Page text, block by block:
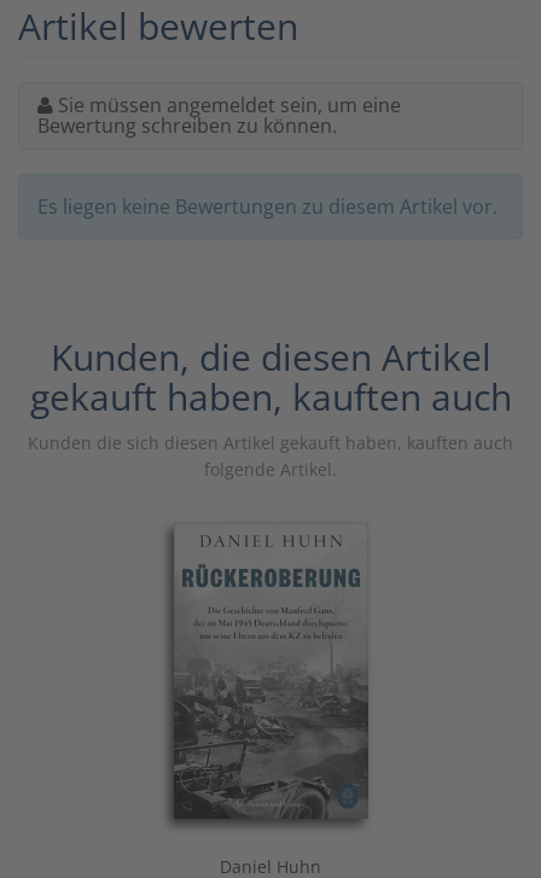
Artikel bewerten
Sie müssen angemeldet sein, um eine
Bewertung schreiben zu können.
Es liegen keine Bewertungen zu diesem Artikel vor.
Kunden, die diesen Artikel
gekauft haben, kauften auch
Kunden die sich diesen Artikel gekauft haben, kauften auch
folgende Artikel.
Daniel Huhn